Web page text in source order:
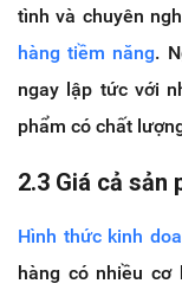
tình và chuyên
hàng tiềm năng.
ngay lập tức với
phẩm có chất
2.3 Giá cả sản
Hình thức kinh
hàng có nhiều